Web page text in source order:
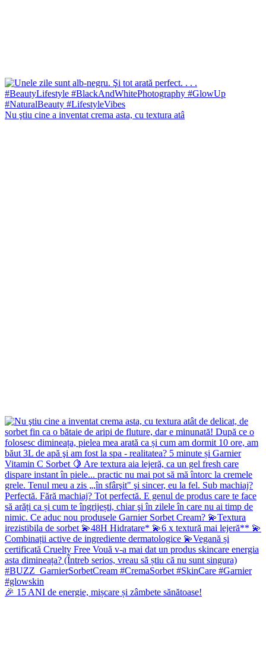
Nu ştiu cine a inventat crema asta, cu textura atâ
🎉 15 ANI de energie, mișcare și zâmbete sănătoase!